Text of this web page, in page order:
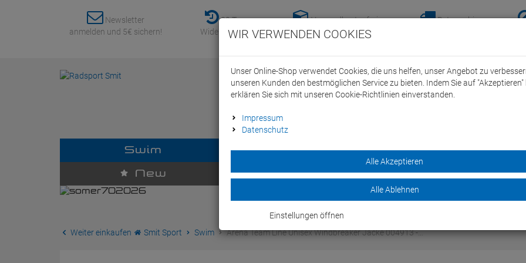
Newsletter
anmelden und 5€ sichern!
30 Tage
Widerrufsrecht
Versandkostenfreie-
Lieferung nach
Retoure hier
Swim Dein Swim Team Bike
New Marken Sale
Weiter einkaufen Smit Sport Swim Arena Team Line Unisex Windbreaker Jacke 004913 -…
WIR VERWENDEN COOKIES
Unser Online-Shop verwendet Cookies, die uns helfen, unser Angebot zu
unseren Kunden den bestmöglichen Service zu bieten. Indem Sie auf "Akzeptieren"
erklären Sie sich mit unseren Cookie-Richtlinien einverstanden.
Impressum
Datenschutz
Alle Akzeptieren
Alle Ablehnen
Einstellungen öffnen